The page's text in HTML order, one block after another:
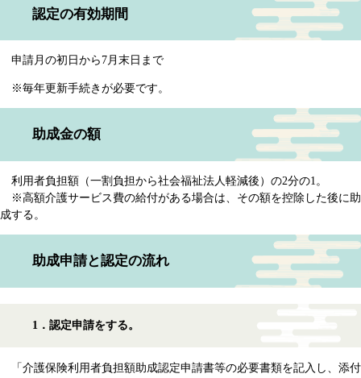
認定の有効期間
申請月の初日から7月末日まで
※毎年更新手続きが必要です。
助成金の額
利用者負担額（一割負担から社会福祉法人軽減後）の2分の1。
※高額介護サービス費の給付がある場合は、その額を控除した後に助
成する。
助成申請と認定の流れ
1．認定申請をする。
「介護保険利用者負担額助成認定申請書等の必要書類を記入し、添付